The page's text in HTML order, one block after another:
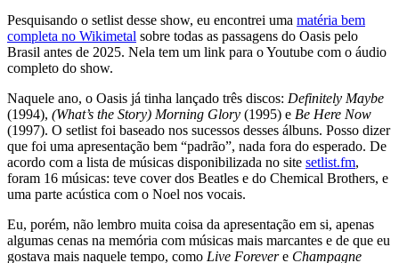
Pesquisando o setlist desse show, eu encontrei uma matéria bem
completa no Wikimetal sobre todas as passagens do Oasis pelo
Brasil antes de 2025. Nela tem um link para o Youtube com o áudio
completo do show.
Naquele ano, o Oasis já tinha lançado três discos: Definitely Maybe
(1994), (What’s the Story) Morning Glory (1995) e Be Here Now
(1997). O setlist foi baseado nos sucessos desses álbuns. Posso dizer
que foi uma apresentação bem “padrão”, nada fora do esperado. De
acordo com a lista de músicas disponibilizada no site setlist.fm,
foram 16 músicas: teve cover dos Beatles e do Chemical Brothers, e
uma parte acústica com o Noel nos vocais.
Eu, porém, não lembro muita coisa da apresentação em si, apenas
algumas cenas na memória com músicas mais marcantes e de que eu
gostava mais naquele tempo, como Live Forevere Champagne